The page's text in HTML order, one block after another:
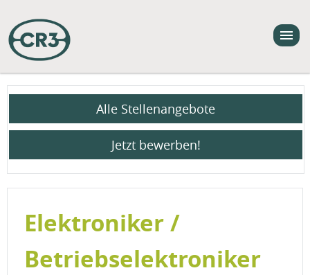
Alle Stellenangebote
Jetzt bewerben!
Elektroniker /
Betriebselektroniker